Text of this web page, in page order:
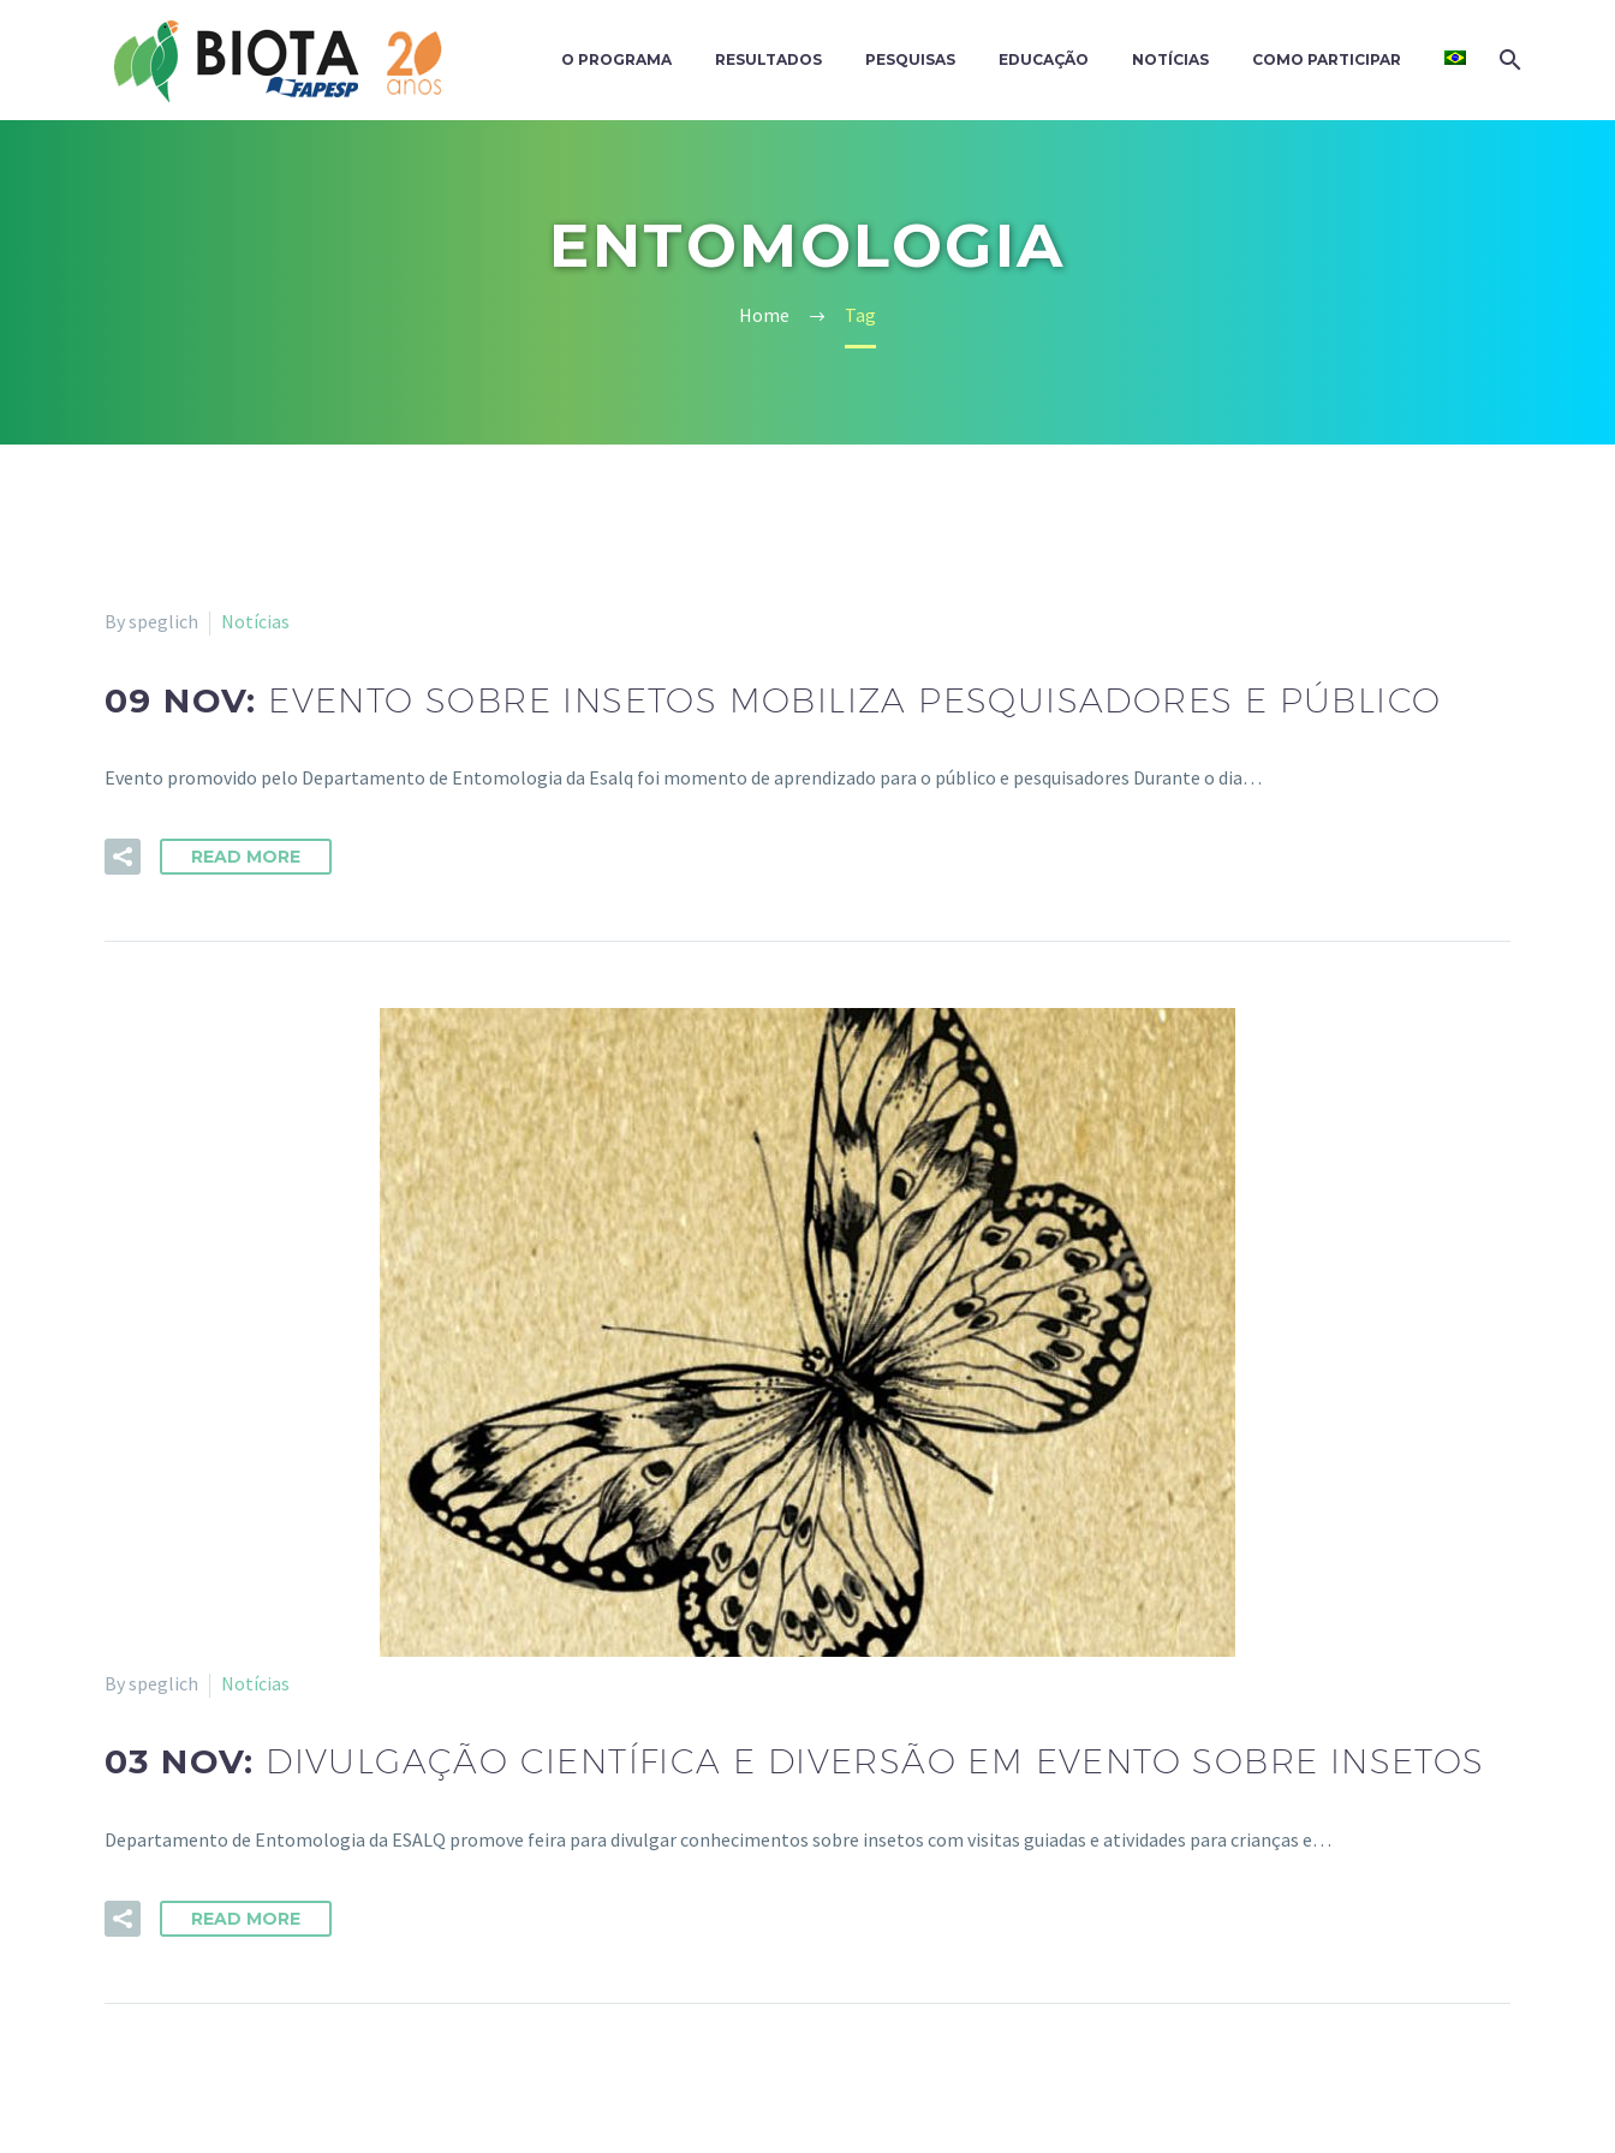
O PROGRAMA RESULTADOS PESQUISAS EDUCAÇÃO NOTÍCIAS COMO PARTICIPAR
ENTOMOLOGIA
Home Tag
By speglich Notícias
09 NOV: EVENTO SOBRE INSETOS MOBILIZA PESQUISADORES E PÚBLICO
Evento promovido pelo Departamento de Entomologia da Esalq foi momento de aprendizado para o público e pesquisadores Durante o dia…
READ MORE
By speglich Notícias
03 NOV: DIVULGAÇÃO CIENTÍFICA E DIVERSÃO EM EVENTO SOBRE INSETOS
Departamento de Entomologia da ESALQ promove feira para divulgar conhecimentos sobre insetos com visitas guiadas e atividades para crianças e…
READ MORE